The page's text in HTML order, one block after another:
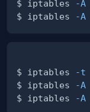
$ iptables
-A
$ iptables
-A
$ iptables -t
$ iptables
-A
$ iptables
-A